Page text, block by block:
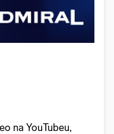
na YouTubeu,